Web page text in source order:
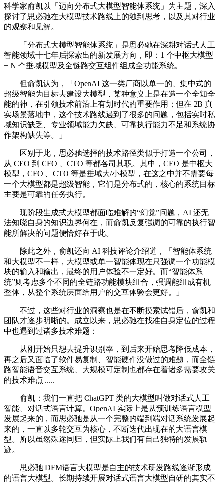
科学家俞凯以「迈向分布式大模型智能体系统」为主题，深入
探讨了思必驰在大模型技术路线上的独到思考，以及其对行业
的观察和见解。
「分布式大模型智能体系统」是思必驰在深耕对话式人工
智能领域十七年后探索出的新发展方向，即：1 个中枢大模型
+ N 个垂域模型及全链路交互组件组成全功能系统。
但俞凯认为，「OpenAI 这一类厂商以单一的、集中式的
超级智能为目标去建设大模型，某种意义上是在造一个全知全
能的神，在引领技术前沿上有划时代的重要作用；但在 2B 真
实场景落地中，这个技术路线遇到了很多的问题，包括实时私
域知识缺乏、专业领域能力欠缺、可靠执行能力不足和系统协
作架构缺失等。」
区别于此，思必驰选择的技术路径类似于打造一个公司，
从 CEO 到 CFO 、CTO 等都各司其职。其中，CEO 是中枢大
模型，CFO 、CTO 等是垂域大/小模型，在这之中并不需要每
一个大模型都是超级智能，它们是分布式的，核心的系统目标
主要是可靠的任务执行。
现阶段生成式大模型都面临难解的“幻觉”问题，AI 还无
法知晓自身的知识边界何在，而俞凯反复强调的可靠的执行智
能所解决的问题便恰好在于此。
除此之外，俞凯还向 AI 科技评论介绍道，「智能体系统
和大模型不一样，大模型或单一智能体现在只强调一个功能模
块的输入和输出，最终的用户体验不一定好。而“智能体系
统”则考虑多个不同的全链路功能模块组合，强调能组成有机
整体，从整个系统层面给用户的交互体验会更好。」
不过，这些对行业的洞察也是在不断摸索试错后，俞凯和
团队才逐步明晰的。成立以来，思必驰在找准自身定位的过程
中也遇到过诸多技术难题：
从刚开始只想去提升识别率，到后来开始思考降低成本，
再之后又面临了软件易复制、智能硬件没做过的难题，而全链
路智能语音交互系统、大规模可定制也都存在着诸多需要攻关
的技术难点......
俞凯：我们一直把 ChatGPT 类的大模型叫做对话式人工
智能、对话式语言计算。OpenAI 实际上是从预训练语言模型
发展起来的，而思必驰是从一个完整的端到端对话系统发展起
来的，一直以多轮交互为核心，不断迭代出现在的大语言模
型。所以虽然殊途同归，但实际上我们有自己独特的发展轨
迹。
思必驰 DFM语言大模型是自主的技术研发路线逐渐形成
的语言大模型。长期持续开展对话式语言大模型自研的其实不